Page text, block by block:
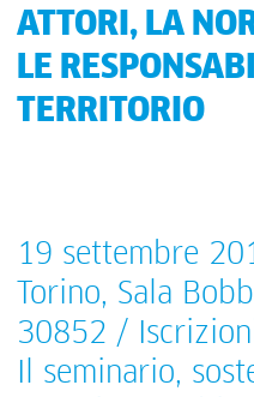
ATTORI, LA
LE
TERRITORIO
19 settembre
Torino, Sala
30852 /
Il seminario,